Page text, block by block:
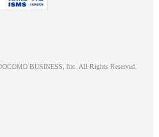
BUSINESS, Inc. All Rights Reserved.